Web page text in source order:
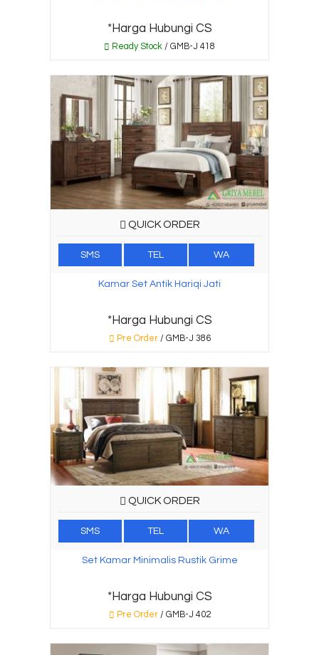
*Harga Hubungi CS
Ready Stock / GMB-J 418
QUICK ORDER
SMS TEL WA
Kamar Set Antik Hariqi Jati
*Harga Hubungi CS
Pre Order/ GMB-J 386
QUICK ORDER
SMS TEL WA
Set Kamar Minimalis Rustik Grime
*Harga Hubungi CS
Pre Order/ GMB-J 402